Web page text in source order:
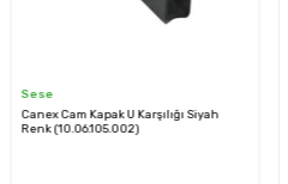
Sese
Canex Cam Kapak U Karşılığı Siyah
Renk (10.06.105.002)